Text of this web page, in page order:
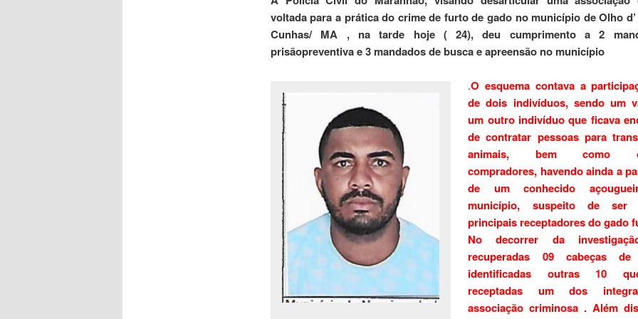
voltada para a prática do crime de furto de gado no município de Olho
Cunhas/ MA , na tarde hoje ( 24), deu cumprimento a 2
prisãopreventiva e 3 mandados de busca e apreensão no município
.O esquema contava a
de dois indivíduos, sendo um
um outro indivíduo que ficava
de contratar pessoas para
animais, bem como
compradores, havendo ainda a
de um conhecido
município, suspeito de
principais receptadores do gado
No decorrer da
recuperadas 09 cabeças
identificadas outras 10
receptadas um dos
associação criminosa . Além